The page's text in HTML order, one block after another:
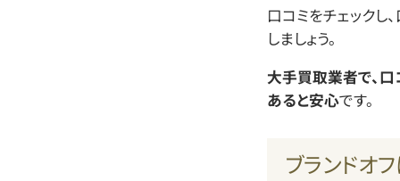
口コミをチェックし
しましょう。
大手買取業者で、
あると安心です。
ブランドオ